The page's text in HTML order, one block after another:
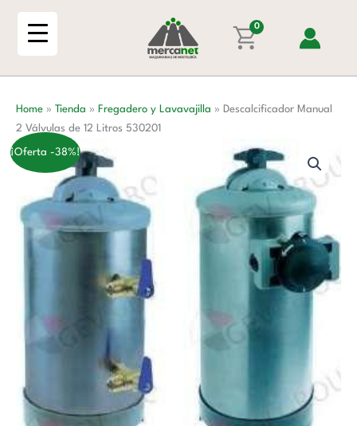
0
Home » Tienda » Fregadero y Lavavajilla » Descalcificador Manual
2 Válvulas de 12 Litros 530201
¡Oferta -38%!
12
Litros
cantidad